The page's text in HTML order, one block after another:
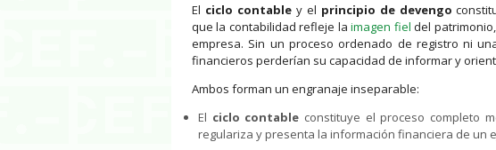
El ciclo contabley el principio de devengo
que la contabilidad refleje laimagen fiel del
empresa. Sin un proceso ordenado de registro ni
financieros perderían su capacidad de informar y
Ambos forman un engranaje inseparable:
El ciclo contable constituye el proceso completo
regulariza y presenta la información financiera de un